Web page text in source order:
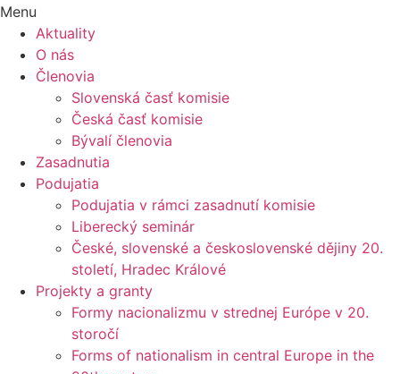
Menu
Aktuality
O nás
Členovia
Slovenská časť komisie
Česká časť komisie
Bývalí členovia
Zasadnutia
Podujatia
Podujatia v rámci zasadnutí komisie
Liberecký seminár
České, slovenské a československé dějiny 20.
století, Hradec Králové
Projekty a granty
Formy nacionalizmu v strednej Európe v 20.
storočí
Forms of nationalism in central Europe in the